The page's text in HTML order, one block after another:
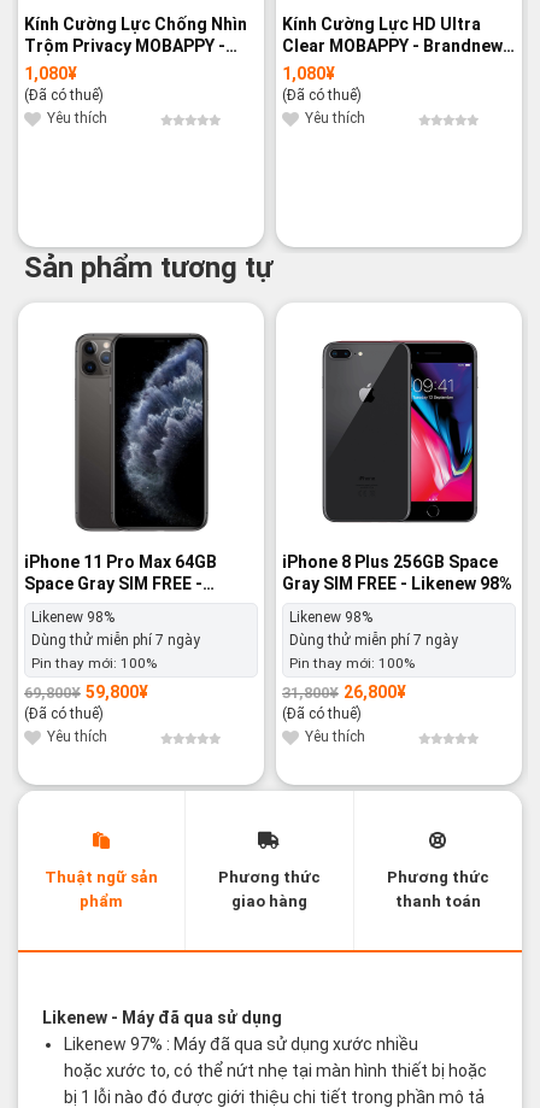
Kính Cường Lực Chống Nhìn
Trộm Privacy MOBAPPY -
Brandnew 100%
1,080¥
(Đã có thuế)
Yêu thích
Kính Cường Lực HD Ultra
Clear MOBAPPY - Brandnew
100%
1,080¥
(Đã có thuế)
Yêu thích
Sản phẩm tương tự
-14%
iPhone 11 Pro Max 64GB
Space Gray SIM FREE -
Likenew 98%
Likenew 98%
Dùng thử miễn phí 7 ngày
Pin thay mới: 100%
69,800¥
Giá
gốc
là:
69,800¥.
59,800¥
Giá
hiện
tại
là:
59,800¥.
(Đã có thuế)
Yêu thích
iPhone 8 Plus 256GB Space
Gray SIM FREE - Likenew 98%
Likenew 98%
Dùng thử miễn phí 7 ngày
Pin thay mới: 100%
31,800¥
Giá
gốc
là:
31,800¥.
26,800¥
Giá
hiện
tại
là:
26,800¥.
(Đã có thuế)
Yêu thích
Thuật ngữ sản
phẩm
Phương thức
giao hàng
Phương thức
thanh toán
Likenew- Máy đã qua sử dụng
Likenew 97% : Máy đã qua sử dụng xước nhiều
hoặc xước to, có thể nứt nhẹ tại màn hình thiết bị hoặc
bị 1 lỗi nào đó được giới thiệu chi tiết trong phần mô tả